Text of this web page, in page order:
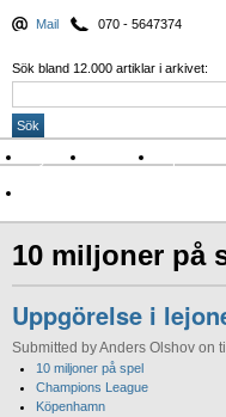
Mail 070 - 5647374
Sök bland 12.000 artiklar i arkivet:
Nyheter Krönikor Sport &
10 miljoner på
Uppgörelse i
Submitted by Anders Olshov on
10 miljoner på spel
Champions League
Köpenhamn